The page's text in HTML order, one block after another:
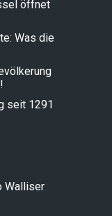
öffnet
Was die
seit 1291
Walliser